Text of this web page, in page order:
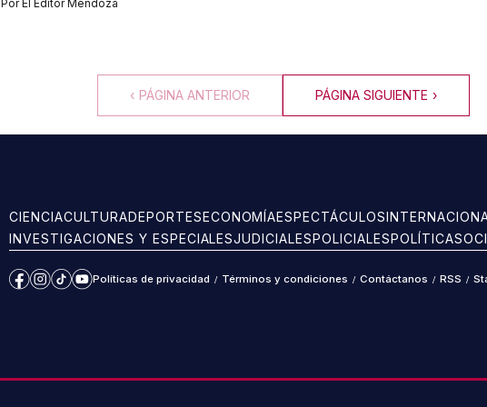
PorEl Editor Mendoza
‹ PÁGINA ANTERIOR PÁGINA SIGUIENTE ›
CIENCIACULTURADEPORTESECONOMÍAESPECTÁCULOS
INVESTIGACIONES Y ESPECIALESJUDICIALESPOLICIALESPOLÍTICA
Facebook
Instagram
TikTokYouTube
Políticas de privacidad / Términos y condiciones / Contáctanos / RSS /